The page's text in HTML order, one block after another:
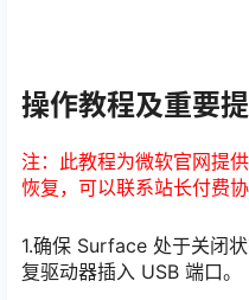
操作教程及重要
注：此教程为微软官网提
恢复，可以联系站长付费
1.确保 Surface 处于关闭
复驱动器插入 USB 端口。